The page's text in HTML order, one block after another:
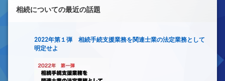
相続についての最近の話題
2022年第１弾 相続手続支援業務を関連士業の法定業務として
明定せよ